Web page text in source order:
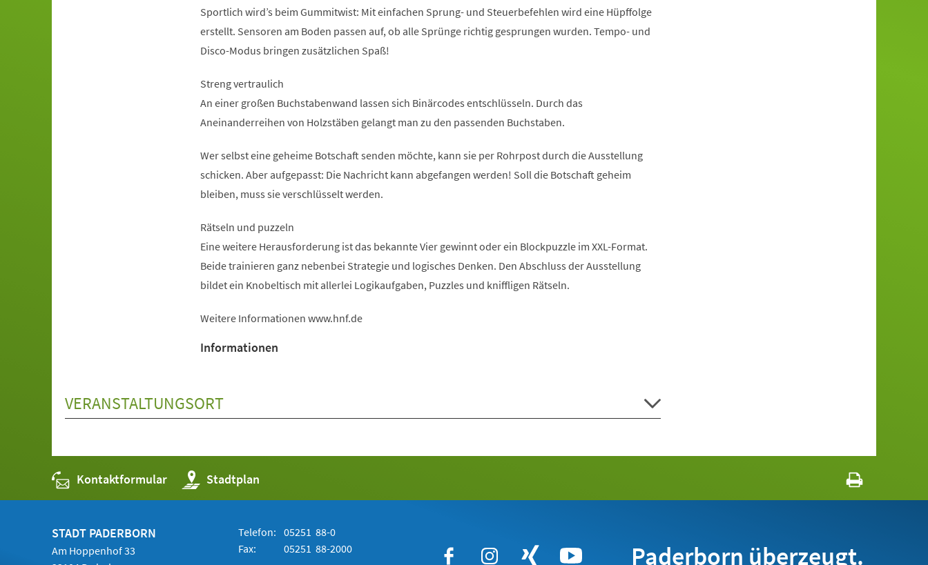
Sportlich wird’s beim Gummitwist: Mit einfachen Sprung- und Steuerbefehlen wird eine Hüpffolge
erstellt. Sensoren am Boden passen auf, ob alle Sprünge richtig gesprungen wurden. Tempo- und
Disco-Modus bringen zusätzlichen Spaß!
Streng vertraulich
An einer großen Buchstabenwand lassen sich Binärcodes entschlüsseln. Durch das
Aneinanderreihen von Holzstäben gelangt man zu den passenden Buchstaben.
Wer selbst eine geheime Botschaft senden möchte, kann sie per Rohrpost durch die Ausstellung
schicken. Aber aufgepasst: Die Nachricht kann abgefangen werden! Soll die Botschaft geheim
bleiben, muss sie verschlüsselt werden.
Rätseln und puzzeln
Eine weitere Herausforderung ist das bekannte Vier gewinnt oder ein Blockpuzzle im XXL-Format.
Beide trainieren ganz nebenbei Strategie und logisches Denken. Den Abschluss der Ausstellung
bildet ein Knobeltisch mit allerlei Logikaufgaben, Puzzles und kniffligen Rätseln.
Weitere Informationen www.hnf.de
Informationen
VERANSTALTUNGSORT
Kontaktformular Stadtplan
(Öffnet
in
einem
STADT PADERBORN
Am Hoppenhof 33
Telefon: 05251 88-0
Fax:
05251 88-2000 Paderborn überzeugt.